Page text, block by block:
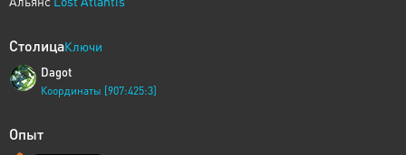
СтолицаКлючи
Dagot
Координаты [907:425:3]
Опыт